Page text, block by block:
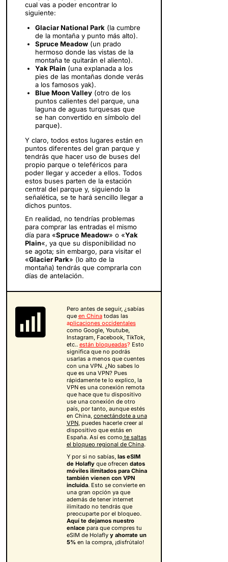
cual vas a poder encontrar lo
siguiente:
Glaciar National Park (la cumbre
de la montaña y punto más alto).
Spruce Meadow(un prado
hermoso donde las vistas de la
montaña te quitarán el aliento).
Yak Plain(una explanada a los
pies de las montañas donde verás
a los famosos yak).
Blue Moon Valley(otro de los
puntos calientes del parque, una
laguna de aguas turquesas que
se han convertido en símbolo del
parque).
Y claro, todos estos lugares están en
puntos diferentes del gran parque y
tendrás que hacer uso de buses del
propio parque o teleféricos para
poder llegar y acceder a ellos. Todos
estos buses parten de la estación
central del parque y, siguiendo la
señalética, se te hará sencillo llegar a
dichos puntos.
En realidad, no tendrías problemas
para comprar las entradas el mismo
día para «Spruce Meadow» o «Yak
Plain«, ya que su disponibilidad no
se agota; sin embargo, para visitar el
«Glacier Park» (lo alto de la
montaña) tendrás que comprarla con
días de antelación.
Pero antes de seguir, ¿sabías
que en Chinatodas las
aplicaciones occidentales
como Google, Youtube,
Instagram, Facebook, TikTok,
etc.. están bloqueadas? Esto
significa que no podrás
usarlas a menos que cuentes
con una VPN. ¿No sabes lo
que es una VPN? Pues
rápidamente te lo explico, la
VPN es una conexión remota
que hace que tu dispositivo
use una conexión de otro
país, por tanto, aunque estés
en China, conectándote a una
VPN, puedes hacerle creer al
dispositivo que estás en
España. Así es como te saltas
el bloqueo regional de China.
Y por si no sabías, las eSIM
de Holaflyque ofrecen datos
móviles ilimitados para China
también vienen con VPN
incluida. Esto se convierte en
una gran opción ya que
además de tener internet
ilimitado no tendrás que
preocuparte por el bloqueo.
Aquí te dejamos nuestro
enlace para que compres tu
eSIM de Holafly y ahorrate un
5%en la compra, ¡disfrútalo!